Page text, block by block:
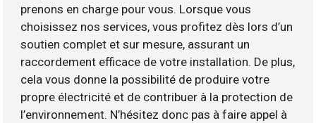
prenons en charge pour vous. Lorsque vous
choisissez nos services, vous profitez dès lors d’un
soutien complet et sur mesure, assurant un
raccordement efficace de votre installation. De plus,
cela vous donne la possibilité de produire votre
propre électricité et de contribuer à la protection de
l’environnement. N’hésitez donc pas à faire appel à